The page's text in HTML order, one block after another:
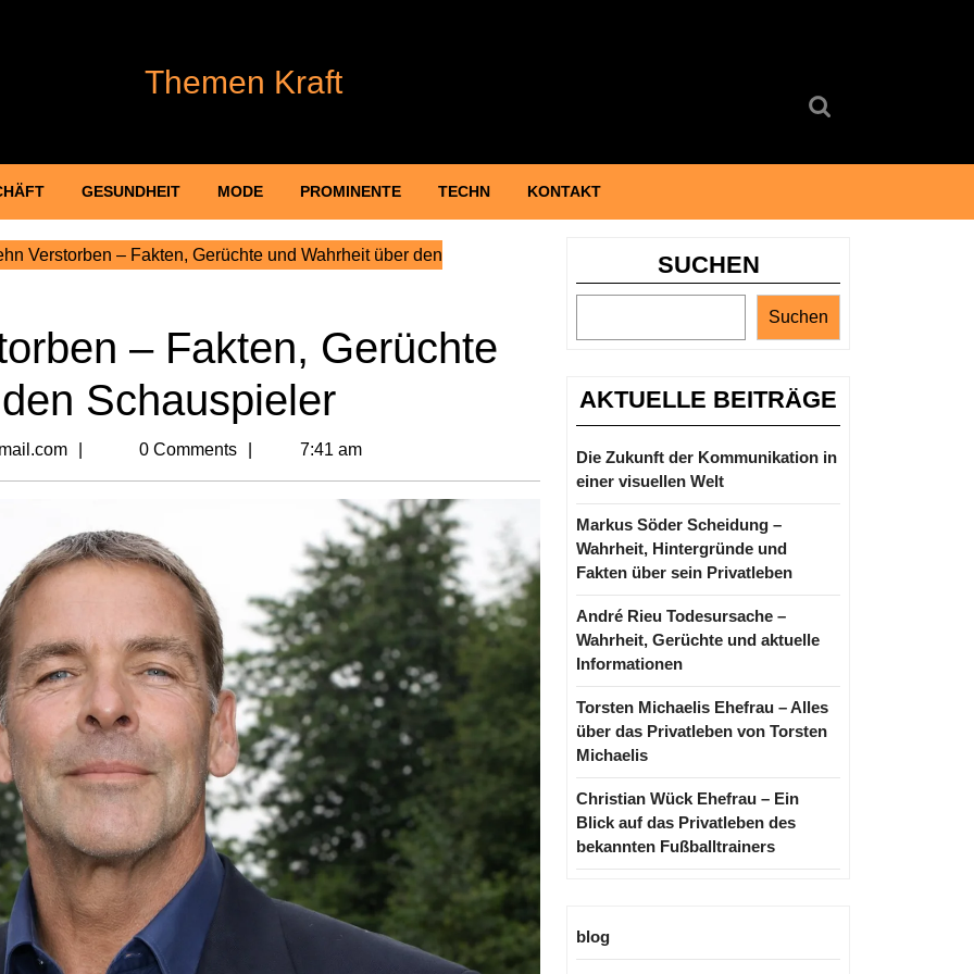
Themen Kraft
GESUNDHEIT MODE PROMINENTE TECHN KONTAKT
Verstorben – Fakten, Gerüchte und Wahrheit über den
– Fakten, Gerüchte
Schauspieler
billionvalues2@gmail.com
0 Comments 7:41 am
SUCHEN
Suchen
AKTUELLE BEITRÄGE
Die Zukunft der Kommunikation in
einer visuellen Welt
Markus Söder Scheidung –
Wahrheit, Hintergründe und
Fakten über sein Privatleben
André Rieu Todesursache –
Wahrheit, Gerüchte und aktuelle
Informationen
Torsten Michaelis Ehefrau – Alles
über das Privatleben von Torsten
Michaelis
Christian Wück Ehefrau – Ein
Blick auf das Privatleben des
bekannten Fußballtrainers
blog